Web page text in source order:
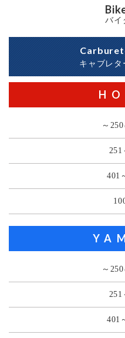
バイ
キャブレ
～
251
401
～
251
401